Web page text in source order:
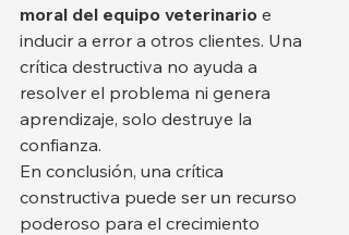
moral del equipo veterinario e
inducir a error a otros clientes. Una
crítica destructiva no ayuda a
resolver el problema ni genera
aprendizaje, solo destruye la
confianza.
En conclusión, una crítica
constructiva puede ser un recurso
poderoso para el crecimiento